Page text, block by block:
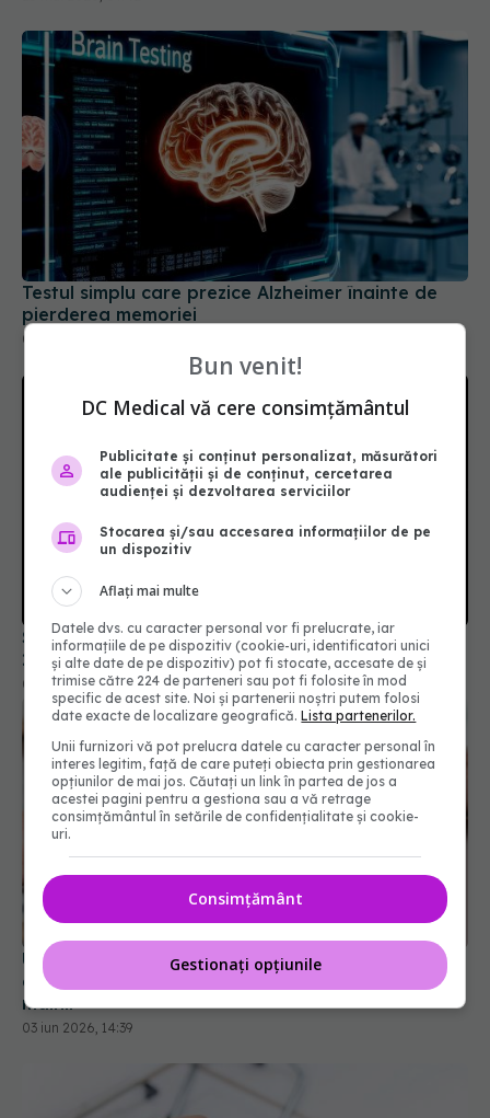
Testul simplu care prezice Alzheimer înainte de
pierderea memoriei
04 mar 2026, 10:17
Soluția simplă care reduce riscul de demență cu
25%
05 apr 2026, 17:00
Un simplu joc ar putea schimba recuperarea
după AVC. Cum poate accelera recuperarea
mâinii
03 iun 2026, 14:39
Bun venit!
DC Medical vă cere consimțământul
Publicitate și conținut personalizat, măsurători
ale publicității și de conținut, cercetarea
audienței și dezvoltarea serviciilor
Stocarea și/sau accesarea informațiilor de pe
un dispozitiv
Aflați mai multe
Datele dvs. cu caracter personal vor fi prelucrate, iar
informațiile de pe dispozitiv (cookie-uri, identificatori unici
și alte date de pe dispozitiv) pot fi stocate, accesate de și
trimise către 224 de parteneri sau pot fi folosite în mod
specific de acest site. Noi și partenerii noștri putem folosi
date exacte de localizare geografică.Lista partenerilor.
Unii furnizori vă pot prelucra datele cu caracter personal în
interes legitim, față de care puteți obiecta prin gestionarea
opțiunilor de mai jos. Căutați un link în partea de jos a
acestei pagini pentru a gestiona sau a vă retrage
consimțământul în setările de confidențialitate și cookie-
uri.
Consimțământ
Gestionați opțiunile